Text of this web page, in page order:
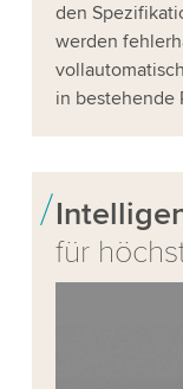
den
werden
in bestehende
für